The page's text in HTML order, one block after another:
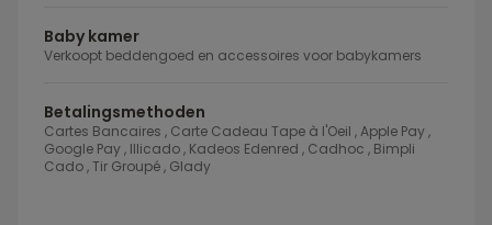
Baby kamer
Verkoopt beddengoed en accessoires voor babykamers
Betalingsmethoden
Cartes Bancaires , Carte Cadeau Tape à l'Oeil , Apple Pay ,
Google Pay , Illicado , Kadeos Edenred , Cadhoc , Bimpli
Cado , Tir Groupé , Glady